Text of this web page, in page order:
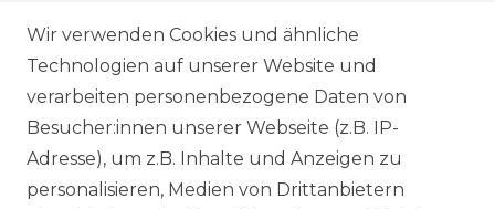
VERSANDARTEN & -KOSTEN
GEWERBETREIBENDE?
HILFE
Wir verwenden Cookies und ähnliche
Technologien auf unserer Website und
verarbeiten personenbezogene Daten von
Besucher:innen unserer Webseite (z.B. IP-
Adresse), um z.B. Inhalte und Anzeigen zu
personalisieren, Medien von Drittanbietern